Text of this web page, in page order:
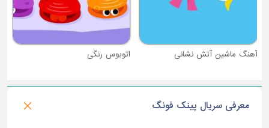
آهنگ ماشین آتش نشانی اتوبوس رنگی
معرفی سریال پینک فونگ